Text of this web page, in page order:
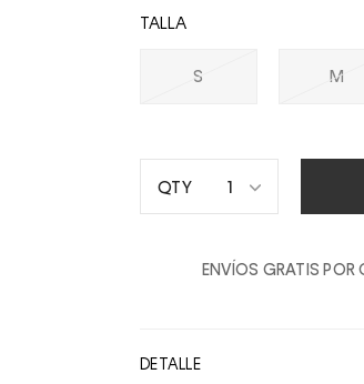
TALLA
S M
QTY 1
5
ENVÍOS GRATIS
DETALLE